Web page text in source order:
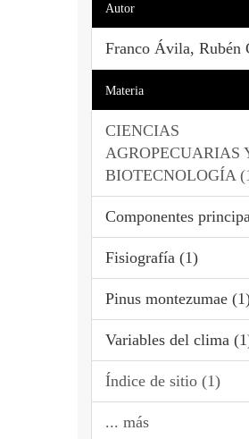
Autor
Franco Ávila, Rubén
Materia
CIENCIAS
AGROPECUARIAS
BIOTECNOLOGÍA
Componentes
Fisiografía (1)
Pinus montezumae
Variables del clima
Índice de sitio (1)
... más